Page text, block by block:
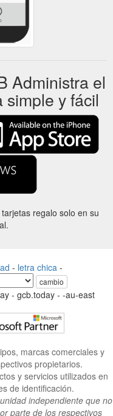
Administra el
y fácil
regalo solo en su
- letra chica -
cambio
- gcb.today - -au-east
marcas comerciales y
propietarios.
y servicios utilizados en
de identificación.
independiente que no
parte de los respectivos